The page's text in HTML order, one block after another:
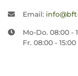
Email:
Mo-Do. 08:00 -
Fr. 08:00 -